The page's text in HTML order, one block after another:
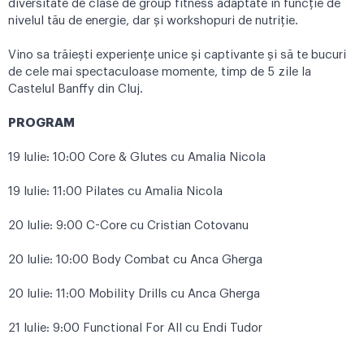
diversitate de clase de group fitness adaptate în funcție de
nivelul tău de energie, dar și workshopuri de nutriție.
Vino sa trăiești experiențe unice și captivante și să te bucuri
de cele mai spectaculoase momente, timp de 5 zile la
Castelul Banffy din Cluj.
PROGRAM
19 Iulie: 10:00 Core & Glutes cu Amalia Nicola
19 Iulie: 11:00 Pilates cu Amalia Nicola
20 Iulie: 9:00 C-Core cu Cristian Cotovanu
20 Iulie: 10:00 Body Combat cu Anca Gherga
20 Iulie: 11:00 Mobility Drills cu Anca Gherga
21 Iulie: 9:00 Functional For All cu Endi Tudor